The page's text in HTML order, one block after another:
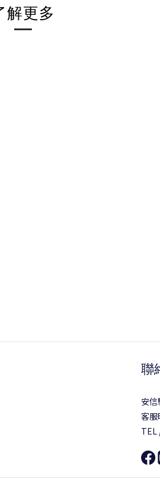
解更多
聯
安
客服
TEL